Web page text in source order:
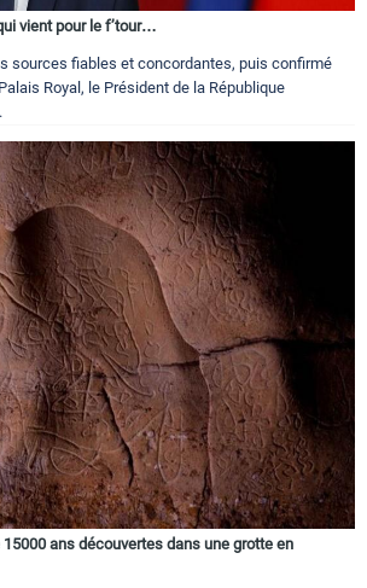
vient pour le f’tour…
sources fiables et concordantes, puis confirmé
Royal, le Président de la République
ans découvertes dans une grotte en